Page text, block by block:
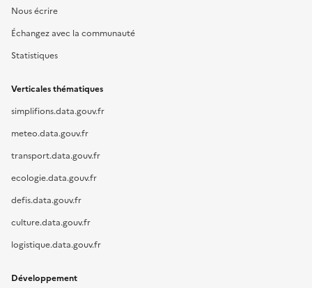
Nous écrire
Échangez avec la communauté
Statistiques
Verticales thématiques
simplifions.data.gouv.fr
meteo.data.gouv.fr
transport.data.gouv.fr
ecologie.data.gouv.fr
defis.data.gouv.fr
culture.data.gouv.fr
logistique.data.gouv.fr
Développement